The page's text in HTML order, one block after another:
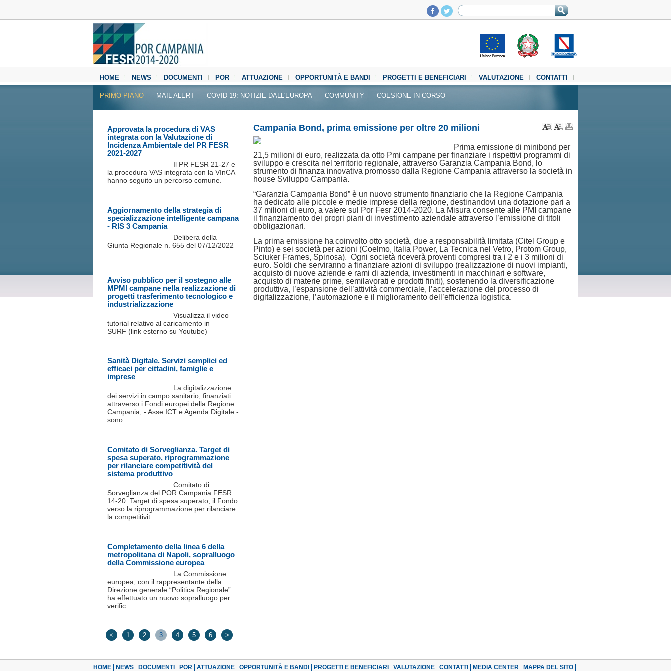
HOME NEWS DOCUMENTI POR ATTUAZIONE OPPORTUNITÀ E BANDI PROGETTI E BENEFICIARI VALUTAZIONE
CONTATTI
MEDIA CENTER
PRIMO PIANO MAIL ALERT COVID-19: NOTIZIE DALL'EUROPA COMMUNITY COESIONE IN CORSO
Campania Bond, prima emissione per oltre 20 milioni
Prima emissione di minibond per
21,5 milioni di euro, realizzata da otto Pmi campane per finanziare i rispettivi programmi di
sviluppo e crescita nel territorio regionale, attraverso Garanzia Campania Bond, lo
strumento di finanza innovativa promosso dalla Regione Campania attraverso la società in
house Sviluppo Campania.
“Garanzia Campania Bond” è un nuovo strumento finanziario che la Regione Campania
ha dedicato alle piccole e medie imprese della regione, destinandovi una dotazione pari a
37 milioni di euro, a valere sul Por Fesr 2014-2020. La Misura consente alle PMI campane
il finanziamento dei propri piani di investimento aziendale attraverso l’emissione di titoli
obbligazionari.
La prima emissione ha coinvolto otto società, due a responsabilità limitata (Citel Group e
Pinto) e sei società per azioni (Coelmo, Italia Power, La Tecnica nel Vetro, Protom Group,
Sciuker Frames, Spinosa). Ogni società riceverà proventi compresi tra i 2 e i 3 milioni di
euro. Soldi che serviranno a finanziare azioni di sviluppo (realizzazione di nuovi impianti,
acquisto di nuove aziende e rami di azienda, investimenti in macchinari e software,
acquisto di materie prime, semilavorati e prodotti finiti), sostenendo la diversificazione
produttiva, l’espansione dell’attività commerciale, l’accelerazione del processo di
digitalizzazione, l’automazione e il miglioramento dell’efficienza logistica.
Approvata la procedura di VAS
integrata con la Valutazione di
Incidenza Ambientale del PR FESR
2021-2027
Il PR FESR 21‐27 e
la procedura VAS integrata con la VInCA
hanno seguito un percorso comune.
Aggiornamento della strategia di
specializzazione intelligente campana
- RIS 3 Campania
Delibera della
Giunta Regionale n. 655 del 07/12/2022
Avviso pubblico per il sostegno alle
MPMI campane nella realizzazione di
progetti trasferimento tecnologico e
industrializzazione
Visualizza il video
tutorial relativo al caricamento in
SURF (link esterno su Youtube)
Sanità Digitale. Servizi semplici ed
efficaci per cittadini, famiglie e
imprese
La digitalizzazione
dei servizi in campo sanitario, finanziati
attraverso i Fondi europei della Regione
Campania, - Asse ICT e Agenda Digitale -
sono ...
Comitato di Sorveglianza. Target di
spesa superato, riprogrammazione
per rilanciare competitività del
sistema produttivo
Comitato di
Sorveglianza del POR Campania FESR
14-20. Target di spesa superato, il Fondo
verso la riprogrammazione per rilanciare
la competitivit ...
Completamento della linea 6 della
metropolitana di Napoli, sopralluogo
della Commissione europea
La Commissione
europea, con il rappresentante della
Direzione generale “Politica Regionale”
ha effettuato un nuovo sopralluogo per
verific ...
< 1 2 3 4 5 6 >
HOME NEWS DOCUMENTI POR ATTUAZIONE OPPORTUNITÀ E BANDI PROGETTI E BENEFICIARI VALUTAZIONE CONTATTI MEDIA CENTER MAPPA DEL SITO